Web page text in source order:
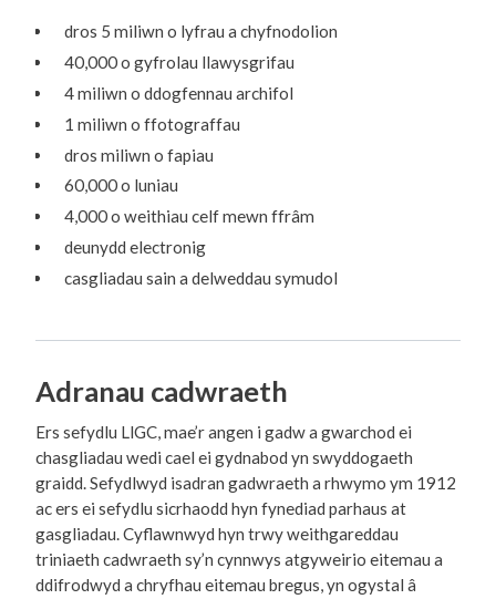
dros 5 miliwn o lyfrau a chyfnodolion
40,000 o gyfrolau llawysgrifau
4 miliwn o ddogfennau archifol
1 miliwn o ffotograffau
dros miliwn o fapiau
60,000 o luniau
4,000 o weithiau celf mewn ffrâm
deunydd electronig
casgliadau sain a delweddau symudol
Adranau cadwraeth
Ers sefydlu LlGC, mae’r angen i gadw a gwarchod ei
chasgliadau wedi cael ei gydnabod yn swyddogaeth
graidd. Sefydlwyd isadran gadwraeth a rhwymo ym 1912
ac ers ei sefydlu sicrhaodd hyn fynediad parhaus at
gasgliadau. Cyflawnwyd hyn trwy weithgareddau
triniaeth cadwraeth sy’n cynnwys atgyweirio eitemau a
ddifrodwyd a chryfhau eitemau bregus, yn ogystal â